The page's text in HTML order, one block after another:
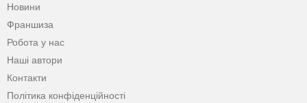
Новини
Франшиза
Робота у нас
Наші автори
Контакти
Політика конфіденційності